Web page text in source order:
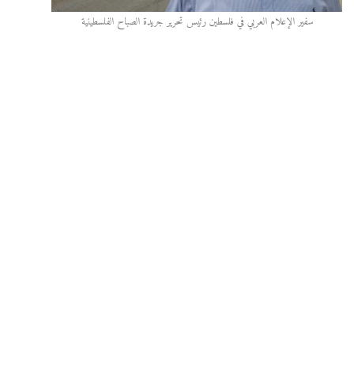
سفير الإعلام العربي في فلسطين رئيس تحرير جريدة الصباح الفلسطينية